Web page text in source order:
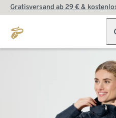
Gratisversand ab 29 € &